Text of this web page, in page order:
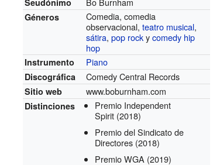
Seudónimo
Géneros
Comedia, comedia
observacional,teatro musical,
sátira,pop rockycomedy hip
hop
Instrumento Piano
Discográfica Comedy Central Records
Sitio web www.boburnham.com
Distinciones
Premio Independent
Spirit (2018)
Premio del Sindicato de
Directores (2018)
Premio WGA (2019)